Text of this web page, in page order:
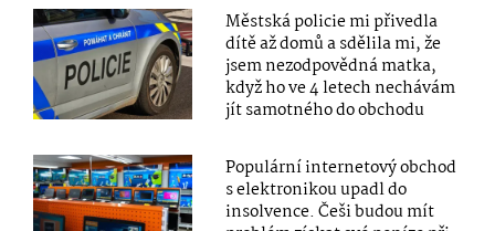
Městská policie mi přivedla
dítě až domů a sdělila mi, že
jsem nezodpovědná matka,
když ho ve 4 letech nechávám
jít samotného do obchodu
Populární internetový obchod
s elektronikou upadl do
insolvence. Češi budou mít